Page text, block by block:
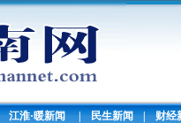
江淮·暖新闻 | 民生新闻 | 财经